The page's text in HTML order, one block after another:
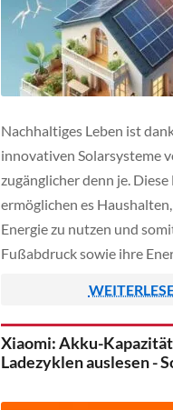
Nachhaltiges Leben ist
innovativen Solarsysteme
zugänglicher denn je. Diese
ermöglichen es
Energie zu nutzen und
Fußabdruck sowie ihre
benutzerfreundliche
Interaktion von
definieren. Ihre
konzipiert, dass sie nahtlos
Xiaomi: Akku-
Ladezyklen auslesen -